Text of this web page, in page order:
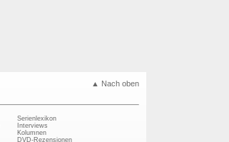
▲ Nach oben
Serienlexikon
Interviews
Kolumnen
DVD-Rezensionen